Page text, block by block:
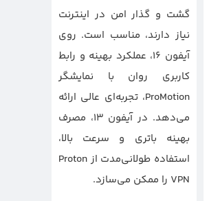
گشت و گذار امن در اینترنت
نیاز دارند، مناسب است. روی
آیفون ۱۶، عملکرد بهینه و رابط
کاربری روان با نمایشگر
ProMotion، تجربه‌ای عالی ارائه
می‌دهد. در آیفون ۱۳، مصرف
بهینه باتری و سرعت بالا،
استفاده طولانی‌مدت از Proton
VPN را ممکن می‌سازد.